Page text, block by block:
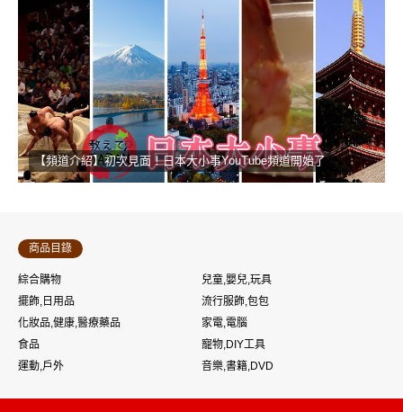
【頻道介紹】初次見面！日本大小事YouTube頻道開始了
商品目錄
綜合購物
兒童,嬰兒,玩具
擺飾,日用品
流行服飾,包包
化妝品,健康,醫療藥品
家電,電腦
食品
寵物,DIY工具
運動,戶外
音樂,書籍,DVD